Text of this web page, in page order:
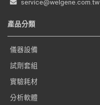
service@welgene.com.tw
產品分類
儀器設備
試劑套組
實驗耗材
分析軟體